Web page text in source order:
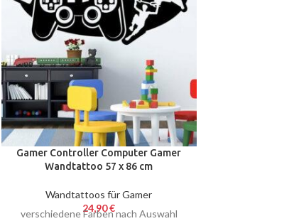
Gamer Controller Computer Gamer
Wandtattoo 57 x 86 cm
Wandtattoos für Gamer
24,90€
verschiedene Farben nach Auswahl